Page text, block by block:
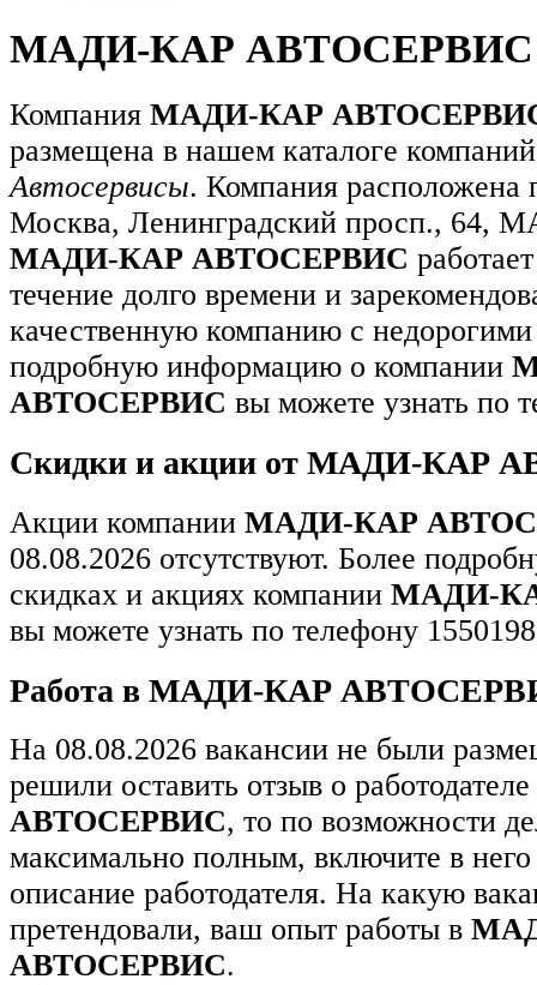
МАДИ-КАР АВТОСЕРВИС
Компания МАДИ-КАР
размещена в нашем каталоге компаний
Автосервисы. Компания расположена
Москва, Ленинградский просп., 64,
МАДИ-КАР АВТОСЕРВИС
течение долго времени и
качественную компанию с
подробную информацию о компании
АВТОСЕРВИС вы можете узнать по
Скидки и акции от МАДИ-КАР
Акции компании МАДИ-КАР
08.08.2026 отсутствуют. Более
скидках и акциях компании МАДИ-
вы можете узнать по телефону
Работа в МАДИ-КАР
На 08.08.2026 вакансии не были
решили оставить отзыв о работодателе
АВТОСЕРВИС, то по возможности
максимально полным, включите в
описание работодателя. На какую
претендовали, ваш опыт работы в
АВТОСЕРВИС.